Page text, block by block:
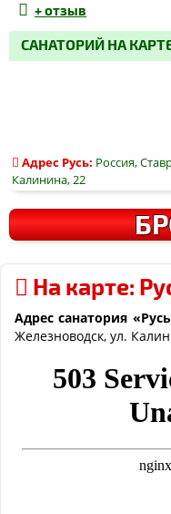
+отзыв
САНАТОРИЙ НА
Адрес Русь: Россия,
Калинина, 22
На карте:
Адрес санатория «Русь
Железноводск, ул.